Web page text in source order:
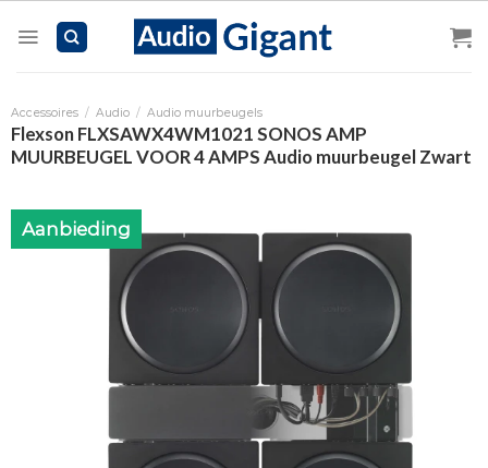
Accessoires / Audio / Audio muurbeugels
Flexson FLXSAWX4WM1021 SONOS AMP
MUURBEUGEL VOOR 4 AMPS Audio muurbeugel Zwart
Aanbieding